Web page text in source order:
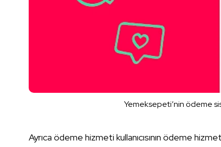
Yemeksepeti’nin ödeme
Ayrıca ödeme hizmeti kullanıcısının ödeme